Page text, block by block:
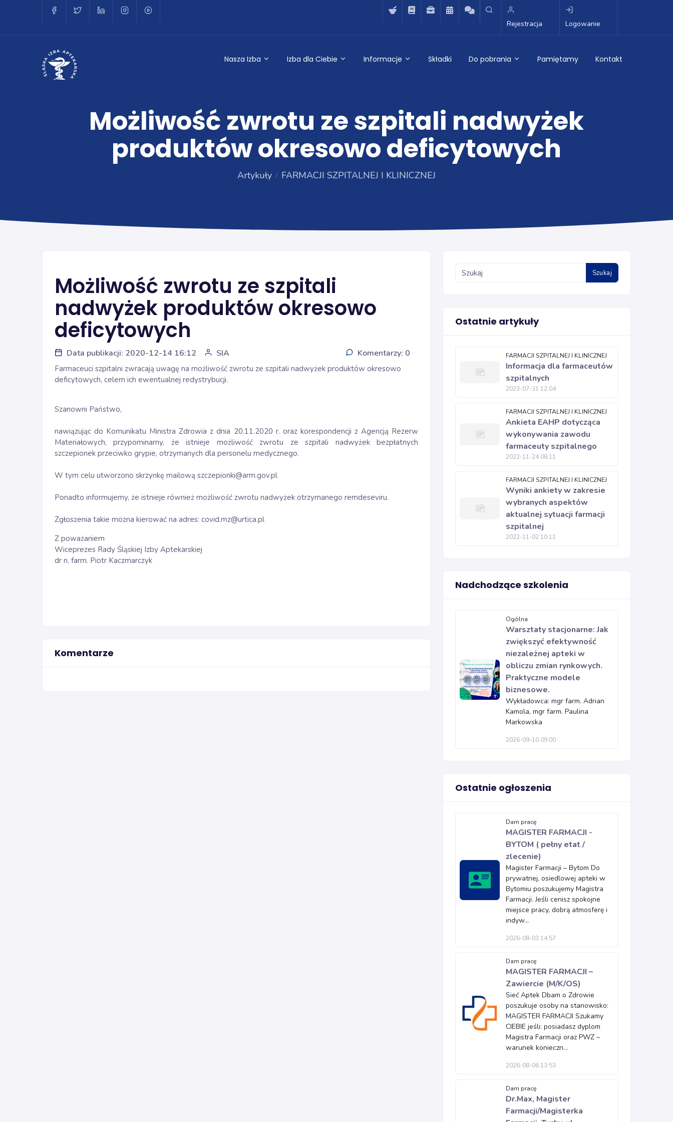
Rejestracja Logowanie
Nasza Izba Izba dla Ciebie Informacje Składki Do pobrania Pamiętamy Kontakt
Możliwość zwrotu ze szpitali nadwyżek
produktów okresowo deficytowych
Artykuły FARMACJI SZPITALNEJ I KLINICZNEJ
Możliwość zwrotu ze szpitali
nadwyżek produktów okresowo
deficytowych
Data publikacji: 2020-12-14 16:12 SIA Komentarzy: 0
Farmaceuci szpitalni zwracają uwagę na możliwość zwrotu ze szpitali nadwyżek produktów okresowo
deficytowych, celem ich ewentualnej redystrybucji.
Szanowni Państwo,
nawiązując do Komunikatu Ministra Zdrowia z dnia 20.11.2020 r. oraz korespondencji z Agencją Rezerw
Materiałowych, przypominamy, że istnieje możliwość zwrotu ze szpitali nadwyżek bezpłatnych
szczepionek przeciwko grypie, otrzymanych dla personelu medycznego.
W tym celu utworzono skrzynkę mailową szczepionki@arm.gov.pl
Ponadto informujemy, że istnieje również możliwość zwrotu nadwyżek otrzymanego remdeseviru.
Zgłoszenia takie można kierować na adres: covid.mz@urtica.pl
Z poważaniem
Wiceprezes Rady Śląskiej Izby Aptekarskiej
dr n. farm. Piotr Kaczmarczyk
Komentarze
Szukaj
Ostatnie artykuły
FARMACJI SZPITALNEJ I KLINICZNEJ
Informacja dla farmaceutów
szpitalnych
2023-07-31 12:04
FARMACJI SZPITALNEJ I KLINICZNEJ
Ankieta EAHP dotycząca
wykonywania zawodu
farmaceuty szpitalnego
2022-11-24 08:11
FARMACJI SZPITALNEJ I KLINICZNEJ
Wyniki ankiety w zakresie
wybranych aspektów
aktualnej sytuacji farmacji
szpitalnej
2022-11-02 10:11
Nadchodzące szkolenia
Ogólna
Warsztaty stacjonarne: Jak
zwiększyć efektywność
niezależnej apteki w
obliczu zmian rynkowych.
Praktyczne modele
biznesowe.
Wykładowca: mgr farm. Adrian
Kamola, mgr farm. Paulina
Markowska
2026-09-10 09:00
Ostatnie ogłoszenia
Dam pracę
MAGISTER FARMACJI -
BYTOM ( pełny etat /
zlecenie)
Magister Farmacji – Bytom Do
prywatnej, osiedlowej apteki w
Bytomiu poszukujemy Magistra
Farmacji. Jeśli cenisz spokojne
miejsce pracy, dobrą atmosferę i
indyw...
2026-08-03 14:57
Dam pracę
MAGISTER FARMACJI –
Zawiercie (M/K/OS)
Sieć Aptek Dbam o Zdrowie
poszukuje osoby na stanowisko:
MAGISTER FARMACJI Szukamy
CIEBIE jeśli: posiadasz dyplom
Magistra Farmacji oraz PWZ –
warunek konieczn...
2026-08-06 13:53
Dam pracę
Dr.Max, Magister
Farmacji/Magisterka